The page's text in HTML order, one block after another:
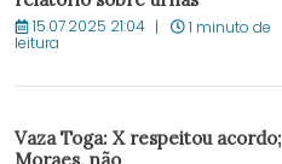
15.07.2025 21:04 1 minuto de
leitura
Vaza Toga: X respeitou acordo;
Moraes, não